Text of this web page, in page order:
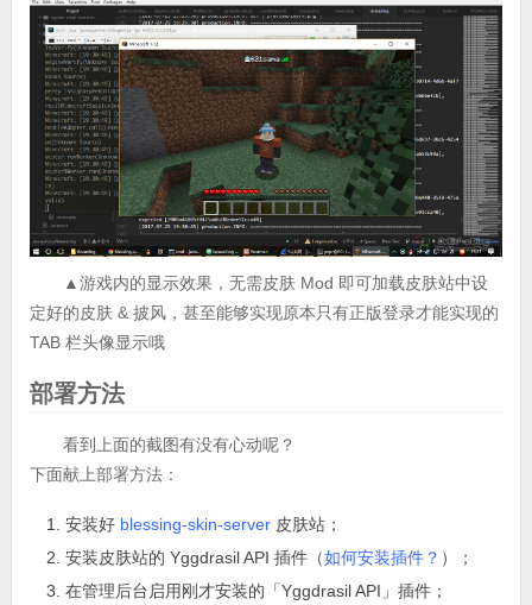
▲游戏内的显示效果，无需皮肤 Mod 即可加载皮肤站中设
定好的皮肤 & 披风，甚至能够实现原本只有正版登录才能实现的
TAB 栏头像显示哦
部署方法
看到上面的截图有没有心动呢？
下面献上部署方法：
安装好 blessing-skin-server皮肤站；
安装皮肤站的 Yggdrasil API 插件（如何安装插件？ ）；
在管理后台启用刚才安装的「Yggdrasil API」插件；